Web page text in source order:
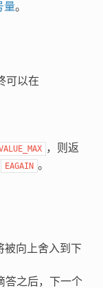
量。
可以在
，则返
EAGAIN 。
被向上舍入到下
答之后，下一个